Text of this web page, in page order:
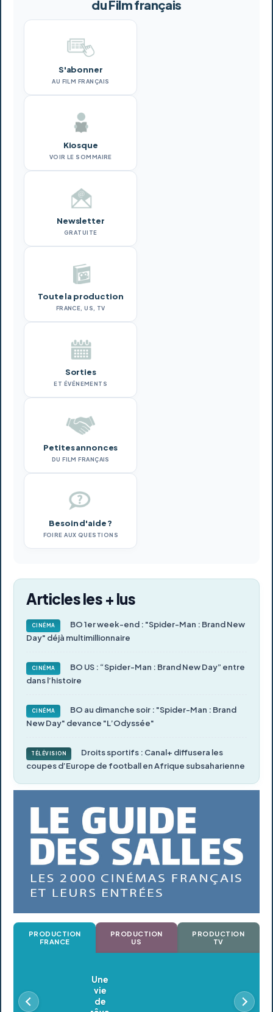
du Film français
S'abonner
AU FILM FRANÇAIS
Kiosque
VOIR LE SOMMAIRE
Newsletter
GRATUITE
Toute la production
FRANCE, US, TV
Sorties
ET ÉVÉNEMENTS
Petites annonces
DU FILM FRANÇAIS
Besoin d'aide ?
FOIRE AUX QUESTIONS
Articles les + lus
CINÉMA
BO 1er week-end : "Spider-Man : Brand New
Day" déjà multimillionnaire
CINÉMA
BO US : “Spider-Man : Brand New Day” entre
dans l’histoire
CINÉMA
BO au dimanche soir : "Spider-Man : Brand
New Day" devance "L’Odyssée"
TÉLÉVISION
Droits sportifs : Canal+ diffusera les
coupes d’Europe de football en Afrique subsaharienne
PRODUCTION
FRANCE
PRODUCTION
US
PRODUCTION
TV
Oldeupe
En postproduction